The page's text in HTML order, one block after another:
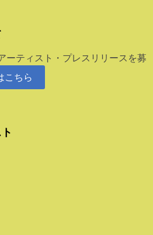
ーティスト・プレスリリースを募
こちら